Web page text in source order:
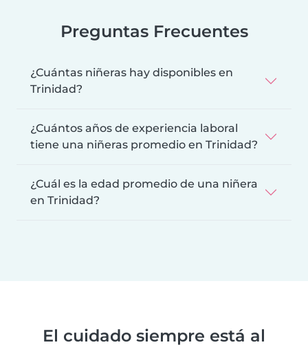
Preguntas Frecuentes
¿Cuántas niñeras hay disponibles en
Trinidad?
¿Cuántos años de experiencia laboral
tiene una niñeras promedio en Trinidad?
¿Cuál es la edad promedio de una niñera
en Trinidad?
El cuidado siempre está al